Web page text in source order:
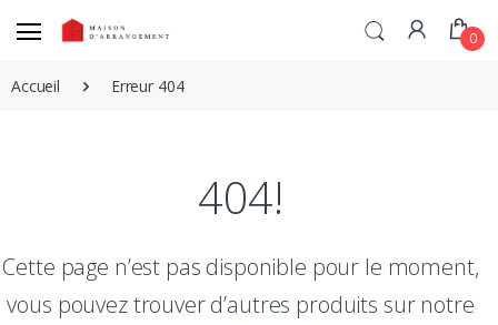
0
Accueil Erreur 404
404!
Cette page n’est pas disponible pour le moment,
vous pouvez trouver d’autres produits sur notre